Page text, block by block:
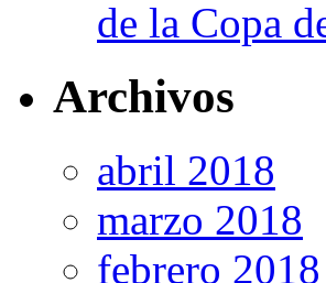
de la Copa
Archivos
abril 2018
marzo 2018
febrero 2018